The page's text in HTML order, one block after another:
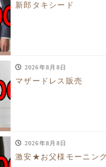
新郎タキシード
2026年8月8日
マザードレス販売
2026年8月8日
激安★お父様モーニン